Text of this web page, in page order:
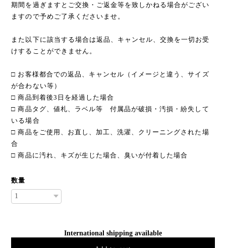
期間を過ぎますとご交換・ご返金等を致しかねる場合がござい
ますので予めご了承くださいませ。
また以下に該当する場合は返品、キャンセル、交換を一切お受
けすることができません。
□ お客様都合での返品、キャンセル（イメージと違う、サイズ
が合わない等）
□ 商品到着後3日を経過した場合
□ 商品タグ、値札、ラベル等 付属品が破損・汚損・紛失して
いる場合
□ 商品をご使用、お直し、加工、洗濯、クリーニングされた場
合
□ 商品に汚れ、キズが生じた場合、臭いが付着した場合
数量
International shipping available